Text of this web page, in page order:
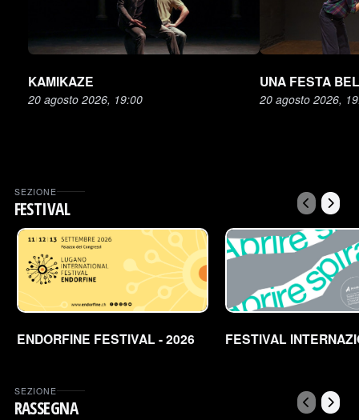
KAMIKAZE
20 agosto 2026, 19:00
UNA FESTA
20 agosto 2026,
SEZIONE
FESTIVAL
ENDORFINE FESTIVAL - 2026
SEZIONE
RASSEGNA